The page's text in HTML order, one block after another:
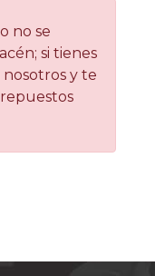
no se
si tienes
y te